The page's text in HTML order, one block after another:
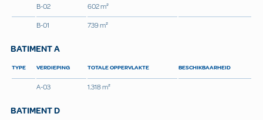
B-02
602 m²
B-01
739 m²
BATIMENT A
TYPE VERDIEPING TOTALE OPPERVLAKTE BESCHIKBAARHEID
A-03 1.318 m²
BATIMENT D